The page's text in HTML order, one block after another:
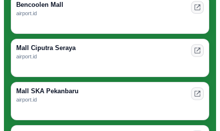
Bencoolen Mall
airport.id
Mall Ciputra Seraya
airport.id
Mall SKA Pekanbaru
airport.id